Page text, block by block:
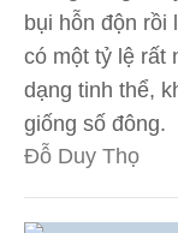
bụi hỗn độn rồi
có một tỷ lệ rất
dạng tinh thể,
giống số đông.
Đỗ Duy Thọ